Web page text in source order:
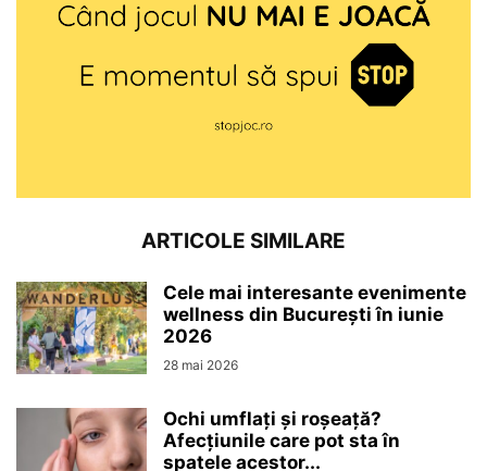
ARTICOLE SIMILARE
Cele mai interesante evenimente
wellness din București în iunie
2026
28 mai 2026
Ochi umflați și roșeață?
Afecțiunile care pot sta în
spatele acestor...